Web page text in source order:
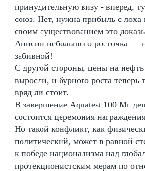
принудительную визу - вперед,
союз. Нет, нужна прибыль с лоха
своим существованием это
Анисин небольшого росточка —
забивной!
С другой стороны, цены на нефть
выросли, и бурного роста теперь
вряд ли стоит.
В завершение Aquatest 100 Мг
состоится церемония
Но такой конфликт, как
политический, может в равной
к победе национализма над
протекционистским мерам по